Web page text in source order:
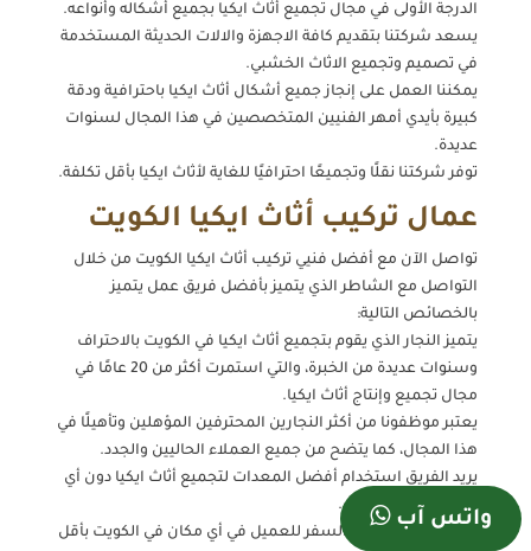
الدرجة الأولى في مجال تجميع أثاث ايكيا بجميع أشكاله وأنواعه.
يسعد شركتنا بتقديم كافة الاجهزة والالات الحديثة المستخدمة
في تصميم وتجميع الاثاث الخشبي.
يمكننا العمل على إنجاز جميع أشكال أثاث ايكيا باحترافية ودقة
كبيرة بأيدي أمهر الفنيين المتخصصين في هذا المجال لسنوات
عديدة.
توفر شركتنا نقلًا وتجميعًا احترافيًا للغاية لأثاث ايكيا بأقل تكلفة.
عمال تركيب أثاث ايكيا الكويت
تواصل الآن مع أفضل فنيي تركيب أثاث ايكيا الكويت من خلال
التواصل مع الشاطر الذي يتميز بأفضل فريق عمل يتميز
بالخصائص التالية:
يتميز النجار الذي يقوم بتجميع أثاث ايكيا في الكويت بالاحتراف
وسنوات عديدة من الخبرة، والتي استمرت أكثر من 20 عامًا في
مجال تجميع وإنتاج أثاث ايكيا.
يعتبر موظفونا من أكثر النجارين المحترفين المؤهلين وتأهيلًا في
هذا المجال، كما يتضح من جميع العملاء الحاليين والجدد.
يريد الفريق استخدام أفضل المعدات لتجميع أثاث ايكيا دون أي
ضرر أو تلف للخشب.
يمكن لفريق العمل السفر للعميل في أي مكان في الكويت بأقل
واتس آب